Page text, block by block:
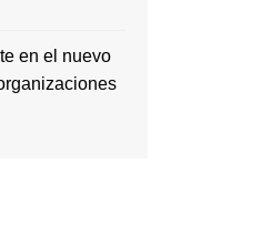
en el nuevo